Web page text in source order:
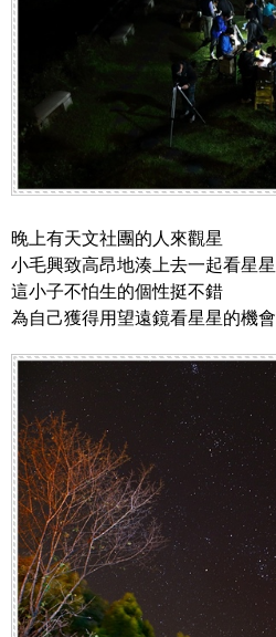
晚上有天文社團的人來觀星
小毛興致高昂地湊上去一起看星星
這小子不怕生的個性挺不錯
為自己獲得用望遠鏡看星星的機會